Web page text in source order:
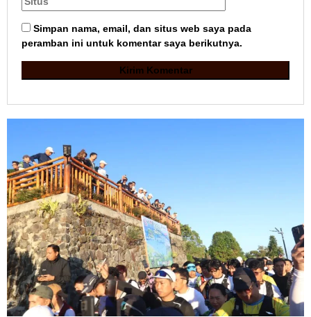
Simpan nama, email, dan situs web saya pada
peramban ini untuk komentar saya berikutnya.